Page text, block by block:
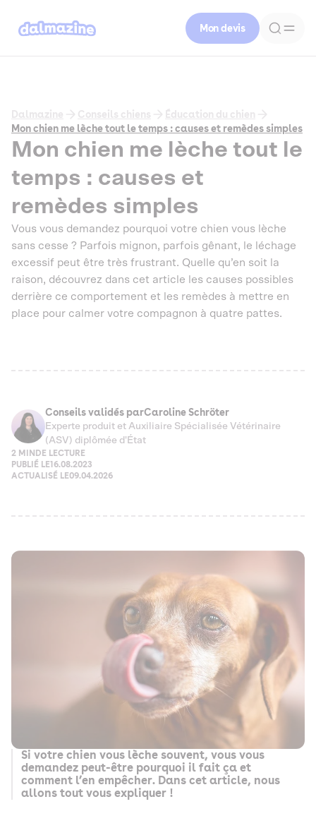
Mon devis
Dalmazine Conseils chiens
Éducation du chien
Mon chien me lèche tout le temps : causes et remèdes simples
Mon chien me lèche tout le
temps : causes et
remèdes simples
Vous vous demandez pourquoi votre chien vous lèche
sans cesse ? Parfois mignon, parfois gênant, le léchage
excessif peut être très frustrant. Quelle qu’en soit la
raison, découvrez dans cet article les causes possibles
derrière ce comportement et les remèdes à mettre en
place pour calmer votre compagnon à quatre pattes.
Conseils validés parCaroline Schröter
Experte produit et Auxiliaire Spécialisée Vétérinaire
(ASV) diplômée d'État
2 MIN DE LECTURE
PUBLIÉ LE16.08.2023
ACTUALISÉ LE09.04.2026
Si votre chien vous lèche souvent, vous vous
demandez peut-être pourquoi il fait ça et
comment l’en empêcher. Dans cet article, nous
allons tout vous expliquer !